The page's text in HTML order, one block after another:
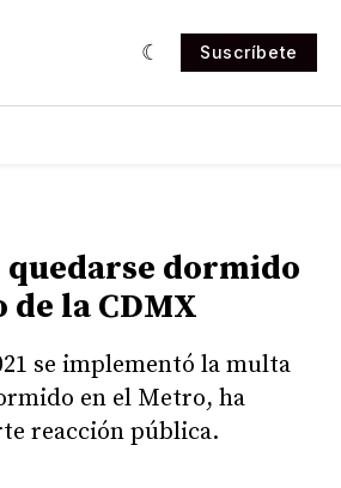
Suscríbete
dormido
la CDMX
se implementó la multa
en el Metro, ha
reacción pública.